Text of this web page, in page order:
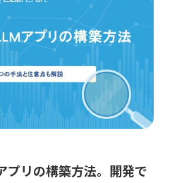
リの構築方法。開発で